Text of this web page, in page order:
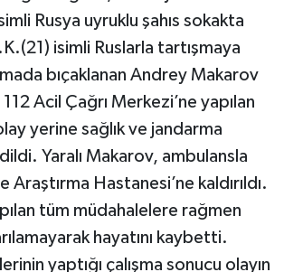
Rusya uyruklu şahıs sokakta
isimli Ruslarla tartışmaya
bıçaklanan Andrey Makarov
Acil Çağrı Merkezi’ne yapılan
yerine sağlık ve jandarma
Yaralı Makarov, ambulansla
Araştırma Hastanesi’ne kaldırıldı.
tüm müdahalelere rağmen
hayatını kaybetti.
yaptığı çalışma sonucu olayın